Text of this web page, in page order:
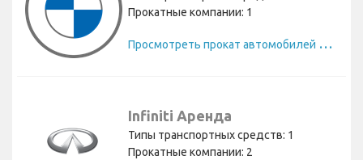
Прокатные компании: 1
П
росмотреть прокат автомобилей BMW
Infiniti Аренда
Типы транспортных средств: 1
Прокатные компании: 2